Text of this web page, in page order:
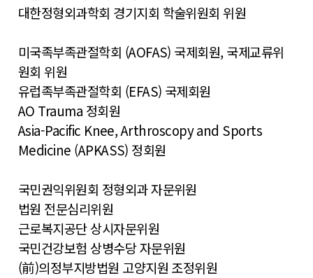
대한정형외과학회 경기지회 학술위원회 위원
미국족부족관절학회 (AOFAS) 국제회원, 국제교류위
원회 위원
유럽족부족관절학회 (EFAS) 국제회원
AO Trauma 정회원
Asia-Pacific Knee, Arthroscopy and Sports
Medicine (APKASS) 정회원
국민권익위원회 정형외과 자문위원
법원 전문심리위원
근로복지공단 상시자문위원
국민건강보험 상병수당 자문위원
(前)의정부지방법원 고양지원 조정위원